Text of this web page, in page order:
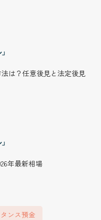
権予選優勝1回）
コンサルタントFC
サルタントFC「資
は？任意後見と法定後見
年最新相場
タンス預金